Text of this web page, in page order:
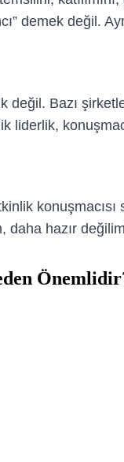
demek değil.
değil. Bazı
liderlik,
daha hazır